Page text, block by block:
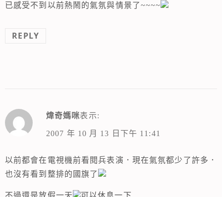
已感受不到以前熱鬧的氣氛與情景了~~~~
REPLY
煒奇媽咪表示:
2007 年 10 月 13 日下午 11:41
以前都會在電視機前看閱兵表演．現在氣氛都少了許多．
也沒有看到整排的國旗了
不過還是放假一天 可以休息一下